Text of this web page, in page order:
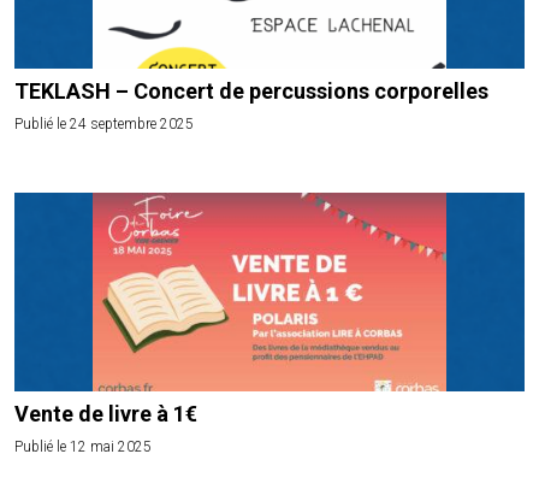
TEKLASH – Concert de percussions corporelles
Publié le 24 septembre 2025
Vente de livre à 1€
Publié le 12 mai 2025